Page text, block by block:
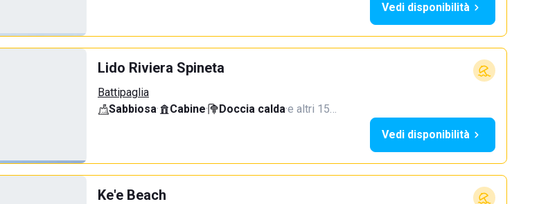
Vedi disponibilità
Lido Riviera Spineta
Battipaglia
Sabbiosa· Cabine· Doccia calda·e altri 15…
Vedi disponibilità
Ke'e Beach